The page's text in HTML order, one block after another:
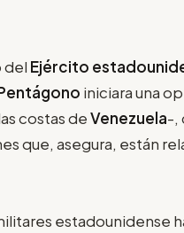
del Ejército
iniciara una
costas deVenezuela-,
que, asegura, están
estadounidense